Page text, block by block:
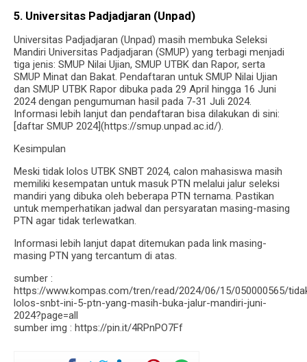
5. Universitas Padjadjaran (Unpad)
Universitas Padjadjaran (Unpad) masih membuka Seleksi
Mandiri Universitas Padjadjaran (SMUP) yang terbagi menjadi
tiga jenis: SMUP Nilai Ujian, SMUP UTBK dan Rapor, serta
SMUP Minat dan Bakat. Pendaftaran untuk SMUP Nilai Ujian
dan SMUP UTBK Rapor dibuka pada 29 April hingga 16 Juni
2024 dengan pengumuman hasil pada 7-31 Juli 2024.
Informasi lebih lanjut dan pendaftaran bisa dilakukan di sini:
[daftar SMUP 2024](https://smup.unpad.ac.id/).
Kesimpulan
Meski tidak lolos UTBK SNBT 2024, calon mahasiswa masih
memiliki kesempatan untuk masuk PTN melalui jalur seleksi
mandiri yang dibuka oleh beberapa PTN ternama. Pastikan
untuk memperhatikan jadwal dan persyaratan masing-masing
PTN agar tidak terlewatkan.
Informasi lebih lanjut dapat ditemukan pada link masing-
masing PTN yang tercantum di atas.
sumber :
https://www.kompas.com/tren/read/2024/06/15/050000565/
lolos-snbt-ini-5-ptn-yang-masih-buka-jalur-mandiri-juni-
2024?page=all
sumber img : https://pin.it/4RPnPO7Ff